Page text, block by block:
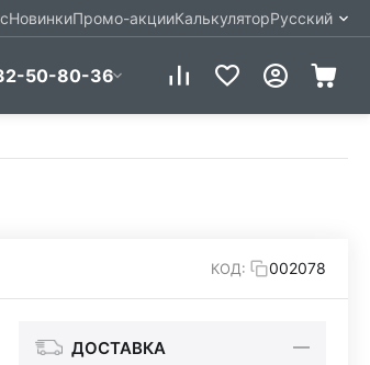
НовинкиПромо-акцииКалькуляторРусский
50-80-36
КОД: 002078
ДОСТАВКА